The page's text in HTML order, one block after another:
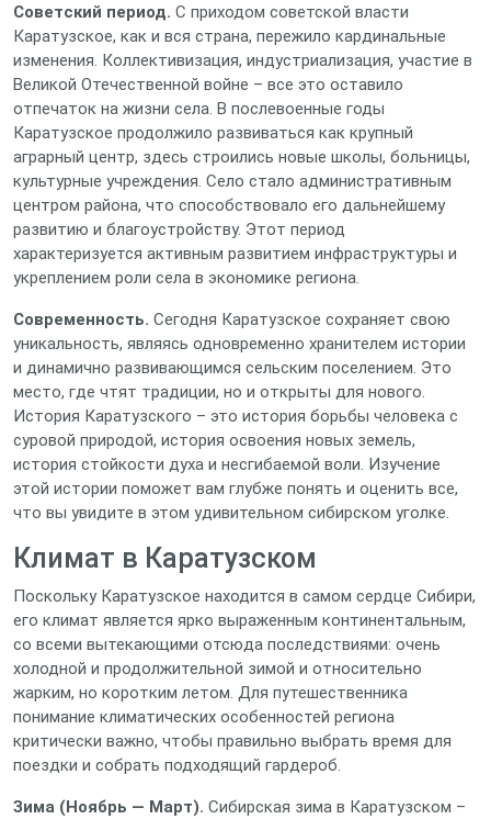
Советский период. С приходом советской власти
Каратузское, как и вся страна, пережило кардинальные
изменения. Коллективизация, индустриализация, участие в
Великой Отечественной войне – все это оставило
отпечаток на жизни села. В послевоенные годы
Каратузское продолжило развиваться как крупный
аграрный центр, здесь строились новые школы, больницы,
культурные учреждения. Село стало административным
центром района, что способствовало его дальнейшему
развитию и благоустройству. Этот период
характеризуется активным развитием инфраструктуры и
укреплением роли села в экономике региона.
Современность. Сегодня Каратузское сохраняет свою
уникальность, являясь одновременно хранителем истории
и динамично развивающимся сельским поселением. Это
место, где чтят традиции, но и открыты для нового.
История Каратузского – это история борьбы человека с
суровой природой, история освоения новых земель,
история стойкости духа и несгибаемой воли. Изучение
этой истории поможет вам глубже понять и оценить все,
что вы увидите в этом удивительном сибирском уголке.
Климат в Каратузском
Поскольку Каратузское находится в самом сердце Сибири,
его климат является ярко выраженным континентальным,
со всеми вытекающими отсюда последствиями: очень
холодной и продолжительной зимой и относительно
жарким, но коротким летом. Для путешественника
понимание климатических особенностей региона
критически важно, чтобы правильно выбрать время для
поездки и собрать подходящий гардероб.
Зима (Ноябрь — Март). Сибирская зима в Каратузском –